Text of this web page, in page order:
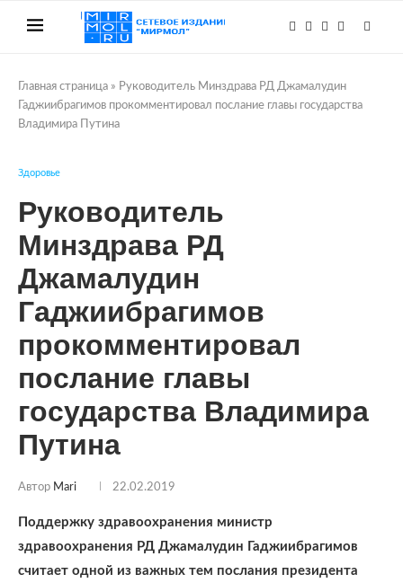
Главная страница » Руководитель Минздрава РД Джамалудин
Гаджиибрагимов прокомментировал послание главы государства
Владимира Путина
Здоровье
Руководитель
Минздрава РД
Джамалудин
Гаджиибрагимов
прокомментировал
послание главы
государства Владимира
Путина
Автор Mari 22.02.2019
Поддержку здравоохранения министр
здравоохранения РД Джамалудин Гаджиибрагимов
считает одной из важных тем послания президента